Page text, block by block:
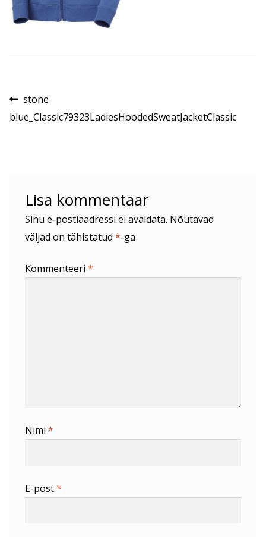
Navigeerimine
Eelmine
postitus:
stone
blue_Classic79323LadiesHoodedSweatJacketClassic
Lisa kommentaar
Sinu e-postiaadressi ei avaldata. Nõutavad
väljad on tähistatud *-ga
Kommenteeri *
Nimi *
E-post*